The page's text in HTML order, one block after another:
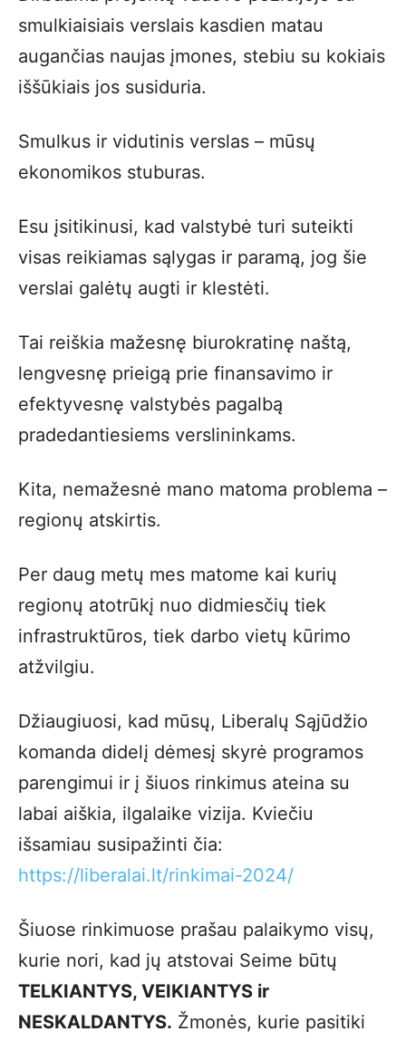
smulkiaisiais verslais kasdien matau
augančias naujas įmones, stebiu su kokiais
iššūkiais jos susiduria.
Smulkus ir vidutinis verslas – mūsų
ekonomikos stuburas.
Esu įsitikinusi, kad valstybė turi suteikti
visas reikiamas sąlygas ir paramą, jog šie
verslai galėtų augti ir klestėti.
Tai reiškia mažesnę biurokratinę naštą,
lengvesnę prieigą prie finansavimo ir
efektyvesnę valstybės pagalbą
pradedantiesiems verslininkams.
Kita, nemažesnė mano matoma problema –
regionų atskirtis.
Per daug metų mes matome kai kurių
regionų atotrūkį nuo didmiesčių tiek
infrastruktūros, tiek darbo vietų kūrimo
atžvilgiu.
Džiaugiuosi, kad mūsų, Liberalų Sąjūdžio
komanda didelį dėmesį skyrė programos
parengimui ir į šiuos rinkimus ateina su
labai aiškia, ilgalaike vizija. Kviečiu
išsamiau susipažinti čia:
https://liberalai.lt/rinkimai-2024/
Šiuose rinkimuose prašau palaikymo visų,
kurie nori, kad jų atstovai Seime būtų
TELKIANTYS, VEIKIANTYS ir
NESKALDANTYS. Žmonės, kurie pasitiki